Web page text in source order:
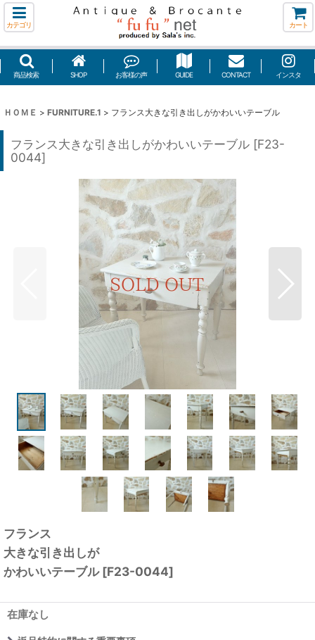
カテゴリ カート
商品検索 SHOP お客様の声 GUIDE CONTACT インスタ
ＨＯＭＥ > FURNITURE.1 > フランス大きな引き出しがかわいいテーブル
フランス大きな引き出しがかわいいテーブル [F23-
0044]
フランス
大きな引き出しが
かわいいテーブル [F23-0044]
在庫なし